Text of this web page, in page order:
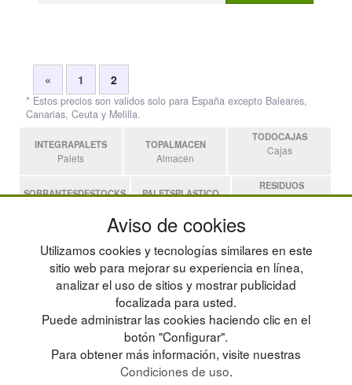
« 1 2
* Estos precios son validos solo para España excepto Baleares,
Canarias, Ceuta y Melilla.
INTEGRAPALETS
Palets
TOPALMACEN
Almacén
TODOCAJAS
Cajas
SOBRANTESDESTOCKS PALETSPLASTICO
RESIDUOS
Residuos
Estanterias
POLÍTICA DE PRIVACIDAD
CONDICIONES DE USO
CAMBIOS Y DEVOLUCIONES
CONTACTO
MAPA WEB
PREGUNTAS FRECUENTES
INGRESA A TU CUENTA
Aviso de cookies
Utilizamos cookies y tecnologías similares en este
sitio web para mejorar su experiencia en línea,
analizar el uso de sitios y mostrar publicidad
focalizada para usted.
Puede administrar las cookies haciendo clic en el
botón "Configurar".
Para obtener más información, visite nuestras
Condiciones de uso.